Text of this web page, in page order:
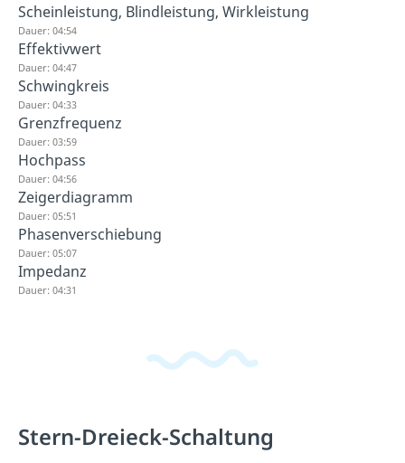
Scheinleistung, Blindleistung, Wirkleistung
Dauer: 04:54
Effektivwert
Dauer: 04:47
Schwingkreis
Dauer: 04:33
Grenzfrequenz
Dauer: 03:59
Hochpass
Dauer: 04:56
Zeigerdiagramm
Dauer: 05:51
Phasenverschiebung
Dauer: 05:07
Impedanz
Dauer: 04:31
Stern-Dreieck-Schaltung